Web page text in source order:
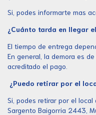
Si, podes informarte mas
¿Cuánto tarda en llegar
El tiempo de entrega
En general, la demora es
acreditado el pago.
¿Puedo retirar por el
Si, podes retirar por el
Sargento Baigorria 2443,